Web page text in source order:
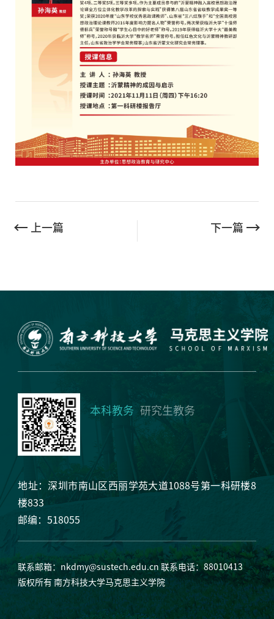
上一篇 下一篇
本科教务 研究生教务
地址：深圳市南山区西丽学苑大道1088号第一科研楼8
楼833
邮编：518055
联系邮箱： nkdmy@sustech.edu.cn 联系电话：88010413
版权所有 南方科技大学马克思主义学院